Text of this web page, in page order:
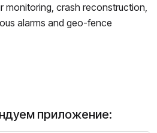
monitoring, crash reconstruction,
alarms and geo-fence
приложение: